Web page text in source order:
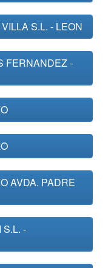
S.L. - LEON
FERNANDEZ -
AVDA. PADRE
-